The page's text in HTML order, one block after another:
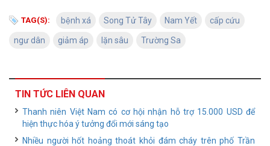
TAG(S): bệnh xá Song Tử Tây Nam Yết cấp cứu
ngư dân giảm áp lặn sâu Trường Sa
TIN TỨC LIÊN QUAN
Thanh niên Việt Nam có cơ hội nhận hỗ trợ 15.000 USD để
hiện thực hóa ý tưởng đổi mới sáng tạo
Nhiều người hốt hoảng thoát khỏi đám cháy trên phố Trần